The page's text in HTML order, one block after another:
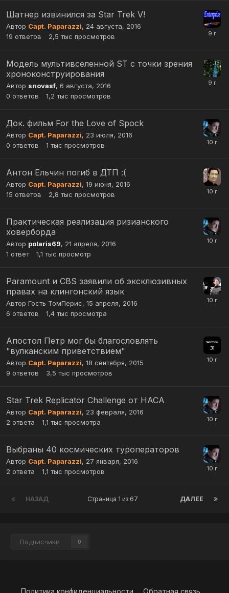
Шатнер извинился за Star Trek V!
Автор Capt. Paparazzi, 24 августа, 2016
19 ответов 2,5 тыс просмотров
Модель мультивселенной ST с точки зрения
хроноконструирования
Автор snovasf, 6 августа, 2016
0 ответов 1,2 тыс просмотров
Док. фильм For the Love of Spock
Автор Capt. Paparazzi, 23 июля, 2016
0 ответов 1 тыс просмотров
Антон Ельчин погиб в ДТП :(
Автор Capt. Paparazzi, 19 июня, 2016
15 ответов 2,8 тыс просмотров
Практическая реализация ризианского
ховерборда
Автор polaris69, 21 апреля, 2016
1 ответ 1,1 тыс просмотр
Paramount и CBS заявили об эксклюзивных
правах на клингонский язык
Автор Гость ТомПерис, 15 апреля, 2016
6 ответов 1,4 тыс просмотра
Апостол Петр мог бы благословлять
"вулканским приветствием"
Автор Capt. Paparazzi, 18 сентября, 2015
9 ответов 3,5 тыс просмотров
Star Trek Replicator Challenge от НАСА
Автор Capt. Paparazzi, 23 февраля, 2016
2 ответа 1,1 тыс просмотра
Выбраны 40 космических туроператоров
Автор Capt. Paparazzi, 27 января, 2016
2 ответа 1,1 тыс просмотров
НАЗАД ДАЛЕЕ
Страница 1 из 67
Подписчики 0
Политика конфиденциальности Обратная связь